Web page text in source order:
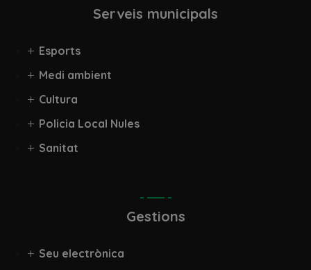
Serveis municipals
Esports
Medi ambient
Cultura
Policia Local Nules
Sanitat
Gestions
Seu electrònica